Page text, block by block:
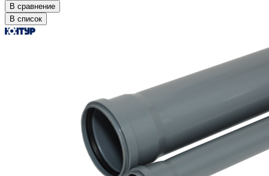
В сравнение
В список